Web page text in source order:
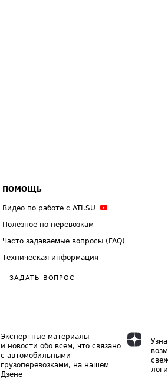
ПОМОЩЬ
Видео по работе с ATI.SU
Полезное по перевозкам
Часто задаваемые вопросы (FAQ)
Техническая информация
ЗАДАТЬ ВОПРОС
Экспертные материалы
и новости обо всем, что связано
с автомобильными
грузоперевозками, на нашем
Дзене